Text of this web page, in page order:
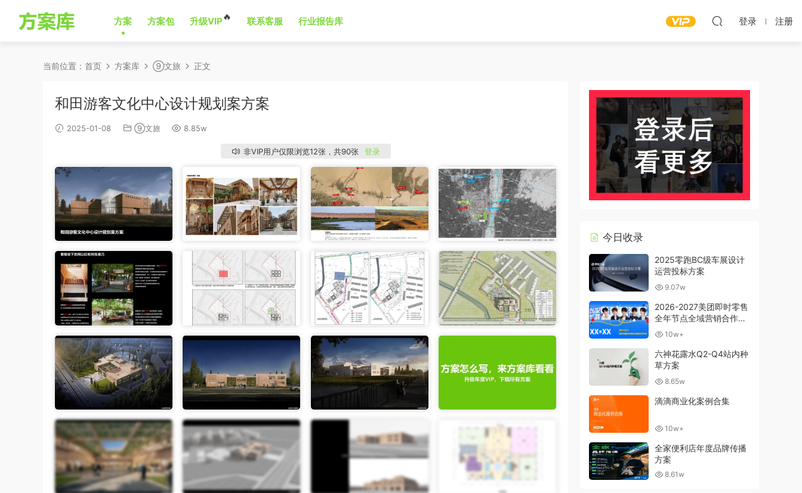
方案 方案包 升级VIP🔥 联系客服 行业报告库 登录 注册
当前位置： 首页 方案库 ⑨文旅 正文
和田游客文化中心设计规划案方案
2025-01-08 ⑨文旅 8.85w
非VIP用户仅限浏览12张，共90张 登录
今日收录
2025零跑BC级车展设计
运营投标方案
9.07w
2026-2027美团即时零售
全年节点全域营销合作方
案 10w+
六神花露水Q2-Q4站内种
草方案
8.65w
滴滴商业化案例合集
10w+
全家便利店年度品牌传播
方案
8.61w